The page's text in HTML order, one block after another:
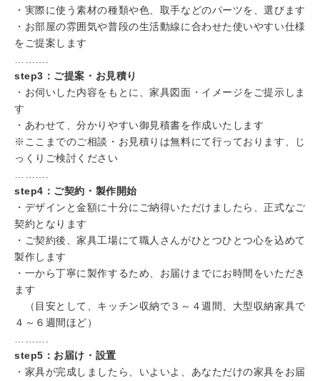
・実際に使う素材の種類や色、取手などのパーツを、選びます
・お部屋の雰囲気や普段の生活動線に合わせた使いやすい仕様
をご提案します
step3：ご提案・お見積り
・お伺いした内容をもとに、家具図面・イメージをご提示しま
す
・あわせて、分かりやすい御見積書を作成いたします
※ここまでのご相談・お見積りは無料にて行っております、じ
っくりご検討ください
step4：ご契約・製作開始
・デザインと金額に十分にご納得いただけましたら、正式なご
契約となります
・ご契約後、家具工場にて職人さんがひとつひとつ心を込めて
製作します
・一から丁寧に製作するため、お届けまでにお時間をいただき
ます
（目安として、キッチン収納で３～４週間、大型収納家具で
４～６週間ほど）
step5：お届け・設置
・家具が完成しましたら、いよいよ、あなただけの家具をお届